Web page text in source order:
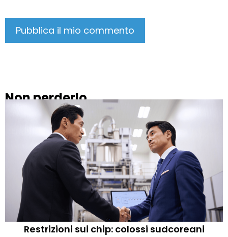
Non perderlo
Restrizioni sui chip: colossi sudcoreani